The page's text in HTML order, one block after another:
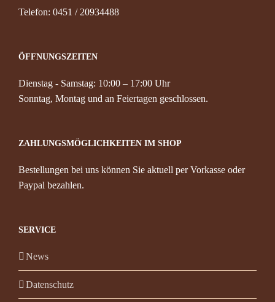
Telefon: 0451 / 20934488
ÖFFNUNGSZEITEN
Dienstag - Samstag: 10:00 – 17:00 Uhr
Sonntag, Montag und an Feiertagen geschlossen.
ZAHLUNGSMÖGLICHKEITEN IM SHOP
Bestellungen bei uns können Sie aktuell per Vorkasse oder
Paypal bezahlen.
SERVICE
News
Datenschutz